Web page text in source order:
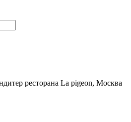
ресторана La pigeon, Москва